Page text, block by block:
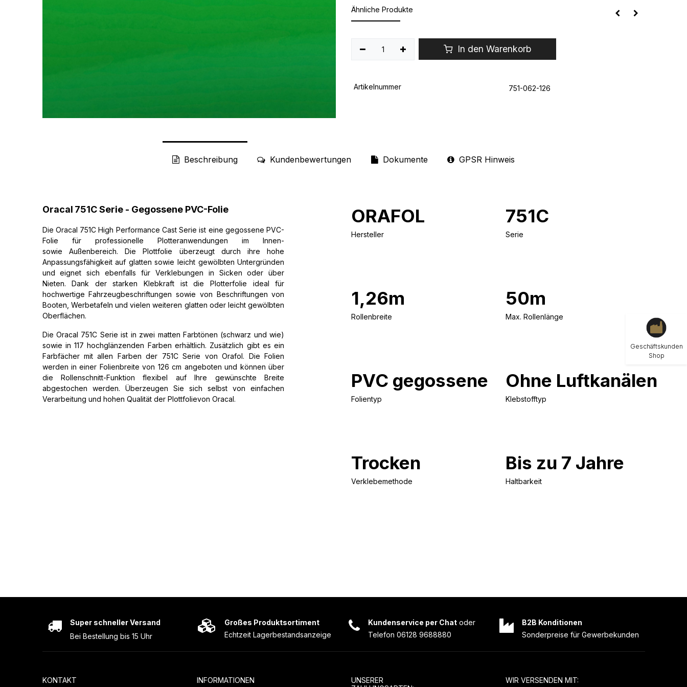
Ähnliche Produkte
In den Warenkorb
Artikelnummer 751-062-126
Beschreibung Kundenbewertungen Dokumente GPSR Hinweis
Oracal 751C Serie - Gegossene PVC-Folie
Die Oracal 751C High Performance Cast Serie ist eine gegossene PVC-
Folie für professionelle Plotteranwendungen im Innen-
sowie Außenbereich. Die Plottfolie überzeugt durch ihre hohe
Anpassungsfähigkeit auf glatten sowie leicht gewölbten Untergründen
und eignet sich ebenfalls für Verklebungen in Sicken oder über
Nieten. Dank der starken Klebkraft ist die Plotterfolie ideal für
hochwertige Fahrzeugbeschriftungen sowie von Beschriftungen von
Booten, Werbetafeln und vielen weiteren glatten oder leicht gewölbten
Oberflächen.
Die Oracal 751C Serie ist in zwei matten Farbtönen (schwarz und wie)
sowie in 117 hochglänzenden Farben erhältlich. Zusätzlich gibt es ein
Farbfächer mit allen Farben der 751C Serie von Orafol. Die Folien
werden in einer Folienbreite von 126 cm angeboten und können über
die Rollenschnitt-Funktion flexibel auf Ihre gewünschte Breite
abgestochen werden. Überzeugen Sie sich selbst von einfachen
Verarbeitung und hohen Qualität der Plottfolievon Oracal.
ORAFOL
Hersteller
751C
Serie
1,26m
Rollenbreite
50m
Max. Rollenlänge
PVC gegossene
Folientyp
Ohne Luftkanälen
Klebstofftyp
Trocken
Verklebemethode
Bis zu 7 Jahre
Haltbarkeit
Großes Produktsortiment
Echtzeit Lagerbestandsanzeige
Kundenservice per Chat oder
Telefon 06128 9688880
Super schneller Versand
Bei Bestellung bis 15 Uhr
B2B Konditionen
Sonderpreise für Gewerbekunden
KONTAKT INFORMATIONEN
UNSERER
WIR VERSENDEN MIT:
Geschäftskunden
Shop